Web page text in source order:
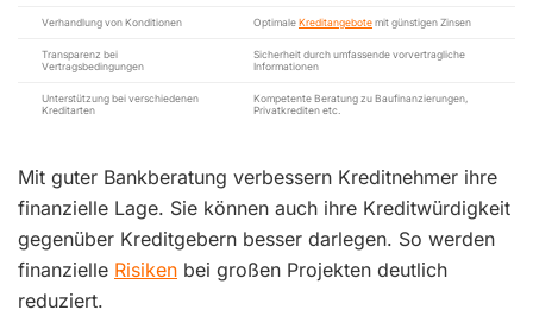
Verhandlung von Konditionen Optimale Kreditangebote mit günstigen Zinsen
Transparenz bei
Vertragsbedingungen
Sicherheit durch umfassende vorvertragliche
Informationen
Unterstützung bei verschiedenen
Kreditarten
Kompetente Beratung zu Baufinanzierungen,
Privatkrediten etc.
Mit guter Bankberatung verbessern Kreditnehmer ihre
finanzielle Lage. Sie können auch ihre Kreditwürdigkeit
gegenüber Kreditgebern besser darlegen. So werden
finanzielle Risiken bei großen Projekten deutlich
reduziert.